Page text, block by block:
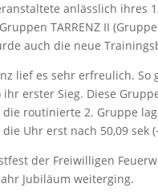
anlässlich ihres
TARRENZ II
auch die neue
lief es sehr erfreulich. So
erster Sieg. Diese
routinierte 2. Gruppe
Uhr erst nach 50,09 sek
der Freiwilligen
Jubiläum weiterging.